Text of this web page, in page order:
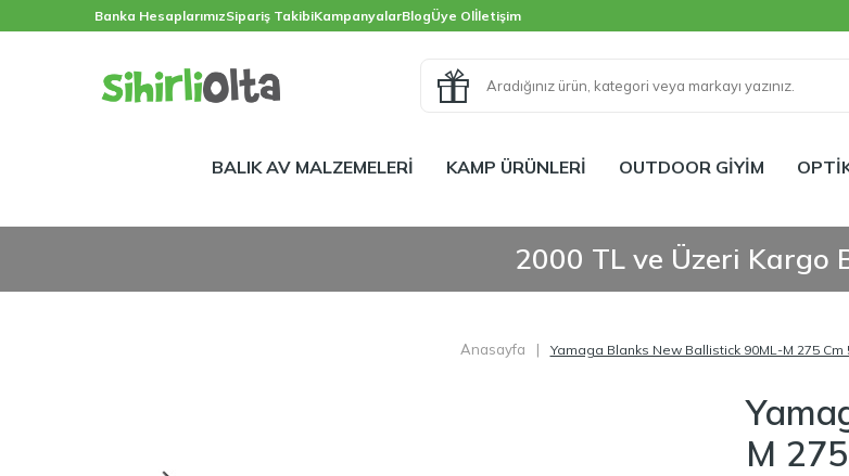
Banka HesaplarımızSipariş TakibiKampanyalarBlogÜye Olİletişim
BALIK AV MALZEMELERİ KAMP ÜRÜNLERİ OUTDOOR GİYİM
2000 TL ve Üzeri Kargo
Anasayfa | Yamaga Blanks New Ballistick 90ML-M 275 Cm
M